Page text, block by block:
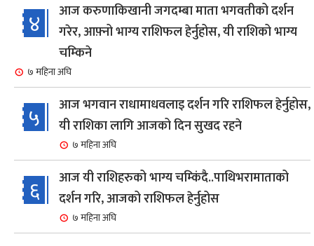
४
आज करुणाकिखानी जगदम्बा माता भगवतीको दर्शन
गरेर, आफ़्नो भाग्य राशिफल हेर्नुहोस, यी राशिको भाग्य
चम्किने
७ महिना अघि
५
आज भगवान राधामाधवलाइ दर्शन गरि राशिफल हेर्नुहोस,
यी राशिका लागि आजको दिन सुखद रहने
७ महिना अघि
६
आज यी राशिहरुको भाग्य चम्किंदै..पाथिभरामाताको
दर्शन गरि, आजको राशिफल हेर्नुहोस
७ महिना अघि